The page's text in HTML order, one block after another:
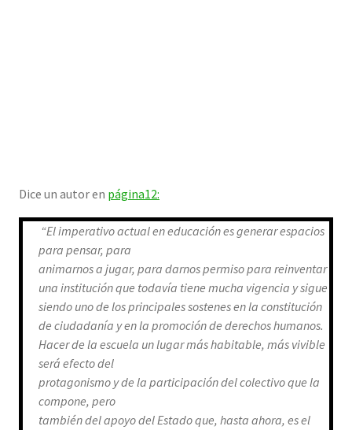
Dice un autor en página12:
“El imperativo actual en educación es generar espacios
para pensar, para
animarnos a jugar, para darnos permiso para reinventar
una institución que todavía tiene mucha vigencia y sigue
siendo uno de los principales sostenes en la constitución
de ciudadanía y en la promoción de derechos humanos.
Hacer de la escuela un lugar más habitable, más vivible
será efecto del
protagonismo y de la participación del colectivo que la
compone, pero
también del apoyo del Estado que, hasta ahora, es el